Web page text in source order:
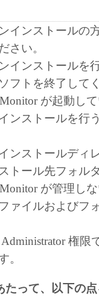
ア」のインスト
なります。
きない場合には
本ソフトウエア
ウエア」を、キ
リンタ」と言い
続される複数の
使用」とは、「
媒体上にインス
おいて表示する
もしくは実行す
ことができます
ーザ（以下「指
インストールの
さい。
インストールを
フトを終了して
Monitor が起動し
ンストールを行
ンストールディ
トール先フォル
Monitor が管理し
ァイルおよびフ
権限
。
たって、以下の